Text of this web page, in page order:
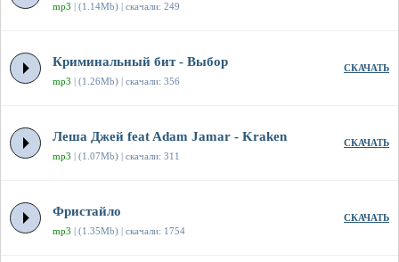
mp3 | (1.14Mb) | скачали: 249
Криминальный бит - Выбор
mp3 | (1.26Mb) | скачали: 356
СКАЧАТЬ
Леша Джей feat Adam Jamar - Kraken
mp3 | (1.07Mb) | скачали: 311
СКАЧАТЬ
Фристайло
mp3 | (1.35Mb) | скачали: 1754
СКАЧАТЬ